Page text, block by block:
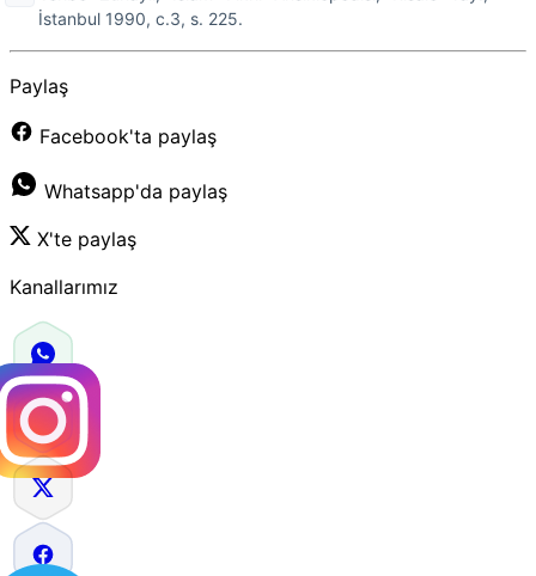
İstanbul 1990, c.3, s. 225.
Paylaş
Facebook'ta paylaş
Whatsapp'da paylaş
X'te paylaş
Kanallarımız